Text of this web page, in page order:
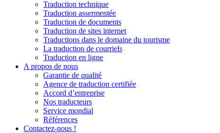
Traduction technique
Traduction assermentée
Traduction de documents
Traduction de sites internet
Traductions dans le domaine du tourisme
La traduction de courriels
Traduction en ligne
A propos de nous
Garantie de qualité
Agence de traduction certifiée
Accord d’entreprise
Nos traducteurs
Service mondial
Références
Contactez-nous !